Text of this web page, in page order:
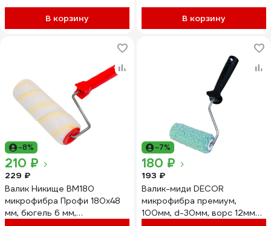
В корзину В корзину
-8%
210 ₽
229 ₽
Валик Никище ВМ180
микрофибра Профи 180x48
мм, бюгель 6 мм,
-7%
180 ₽
193 ₽
Валик-миди DECOR
микрофибра премиум,
100мм, d-30мм, ворс 12мм